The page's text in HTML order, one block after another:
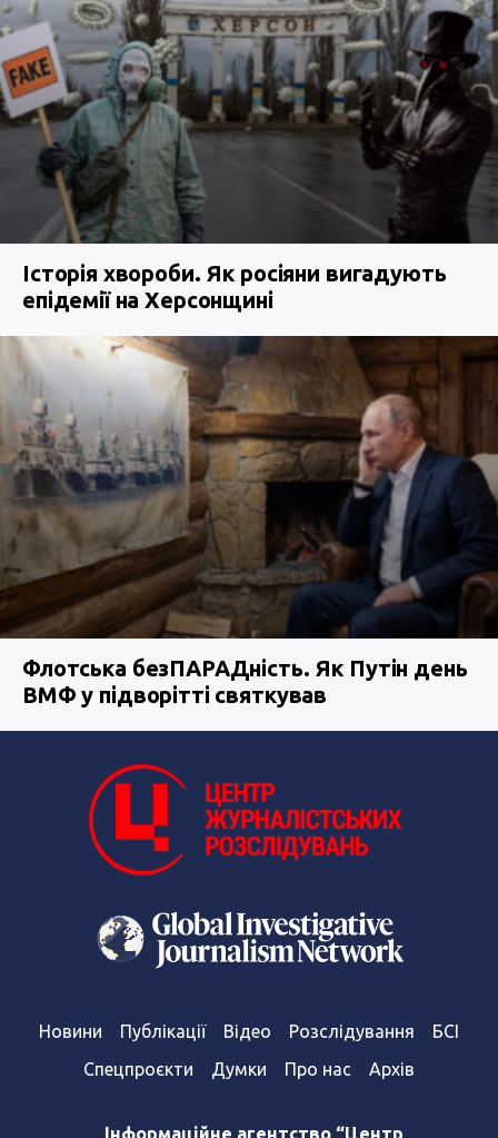
Історія хвороби. Як росіяни вигадують
епідемії на Херсонщині
Флотська безПАРАДність. Як Путін день
ВМФ у підворітті святкував
Новини Публікації Відео Розслідування
БСІ
Спецпроєкти
Думки Про нас Архів